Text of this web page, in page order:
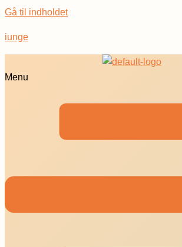
Gå til indholdet
iunge
Menu